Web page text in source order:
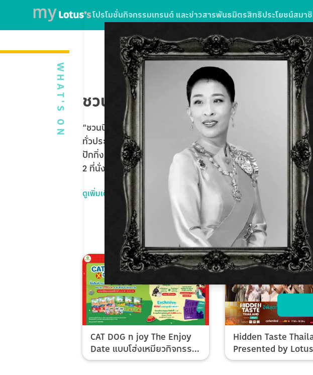
โปรโมชั่นกิจกรรมเทรนด์ และข่าวสารพันธมิตรสิทธิประโยชน์สมา
WHAT'S ON ชวนบินฟรี ตะลุยปักกิ่ง
“ชวนบินฟรี ตะลุยปักกิ่ง” ใบเสร็จจากการซื้อสินค้าหรือบริการในโ
ทั่วประเทศ หรือใช้บริการ SPARK EV ที่โลตัส โกเฟรช ลุ้นรับแพ็ก
ปักกิ่ง Universal Studios Beijing 5 วัน 3 คืน จำนวน 10 ราง
2 ที่นั่ง รวมมูลค่ากว่า 1,020,000 บาท
ดูเพิ่มเติม
CAT DOG n joy The Enjoy
Date แบบโฮ่งเหมียวกิจกรรม
Top Spender & Lucky Fan
Hidden Taste
Presented by
Final